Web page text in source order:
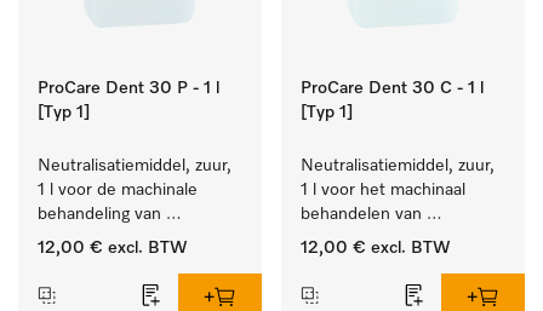
ProCare Dent 30 P - 1 l
[Typ 1]
Neutralisatiemiddel, zuur,
1 l voor de machinale
behandeling van
tandheelkundige
12,00 € excl. BTW
ProCare Dent 30 C - 1 l
[Typ 1]
Neutralisatiemiddel, zuur,
1 l voor het machinaal
behandelen van
tandheelkundige- en
12,00 € excl. BTW